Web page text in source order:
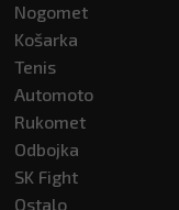
Nogomet
Košarka
Tenis
Automoto
Rukomet
Odbojka
SK Fight
Ostalo